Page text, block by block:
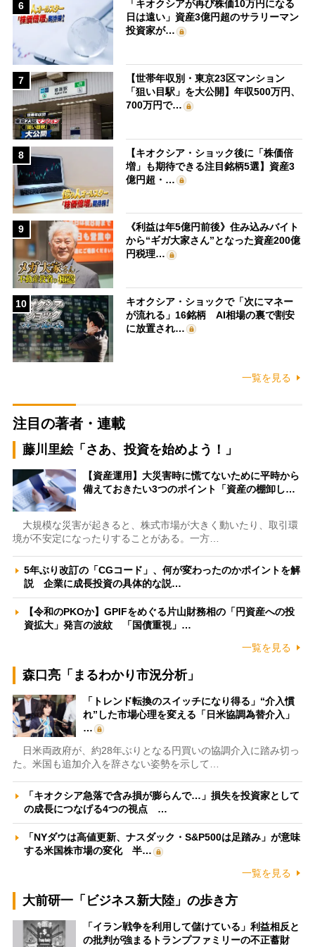
6
「キオクシアが再び株価10万円になる
日は遠い」資産3億円超のサラリーマン
投資家が…
7
【世帯年収別・東京23区マンション
「狙い目駅」を大公開】年収500万円、
700万円で…
8
【キオクシア・ショック後に「株価倍
増」も期待できる注目銘柄5選】資産3
億円超・…
9
《利益は年5億円前後》住み込みバイト
から“ギガ大家さん”となった資産200億
円税理…
10
キオクシア・ショックで「次にマネー
が流れる」16銘柄 AI相場の裏で割安
に放置され…
一覧を見る
注目の著者・連載
藤川里絵「さあ、投資を始めよう！」
【資産運用】大災害時に慌てないために平時から
備えておきたい3つのポイント「資産の棚卸し…
大規模な災害が起きると、株式市場が大きく動いたり、取引環
境が不安定になったりすることがある。一方…
5年ぶり改訂の「CGコード」、何が変わったのかポイントを解
説 企業に成長投資の具体的な説…
【令和のPKOか】GPIFをめぐる片山財務相の「円資産への投
資拡大」発言の波紋 「国債重視」…
一覧を見る
森口亮「まるわかり市況分析」
「トレンド転換のスイッチになり得る」“介入慣
れ”した市場心理を変える「日米協調為替介入」
…
日米両政府が、約28年ぶりとなる円買いの協調介入に踏み切っ
た。米国も追加介入を辞さない姿勢を示して…
「キオクシア急落で含み損が膨らんで…」損失を投資家として
の成長につなげる4つの視点 …
「NYダウは高値更新、ナスダック・S&P500は足踏み」が意味
する米国株市場の変化 半…
一覧を見る
大前研一「ビジネス新大陸」の歩き方
「イラン戦争を利用して儲けている」利益相反と
の批判が強まるトランプファミリーの不正蓄財